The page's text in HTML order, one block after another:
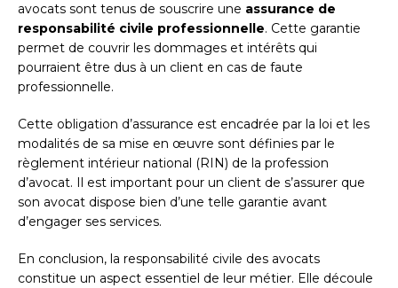
avocats sont tenus de souscrire une assurance de
responsabilité civile professionnelle. Cette garantie
permet de couvrir les dommages et intérêts qui
pourraient être dus à un client en cas de faute
professionnelle.
Cette obligation d’assurance est encadrée par la loi et les
modalités de sa mise en œuvre sont définies par le
règlement intérieur national (RIN) de la profession
d’avocat. Il est important pour un client de s’assurer que
son avocat dispose bien d’une telle garantie avant
d’engager ses services.
En conclusion, la responsabilité civile des avocats
constitue un aspect essentiel de leur métier. Elle découle